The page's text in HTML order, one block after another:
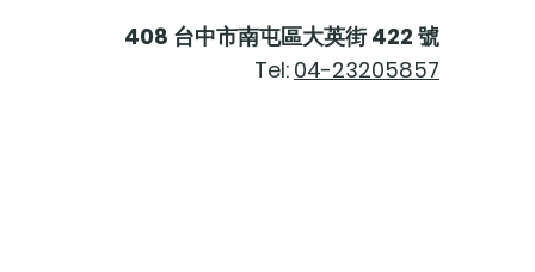
408 台中市南屯區大英街422 號
Tel: 04-23205857